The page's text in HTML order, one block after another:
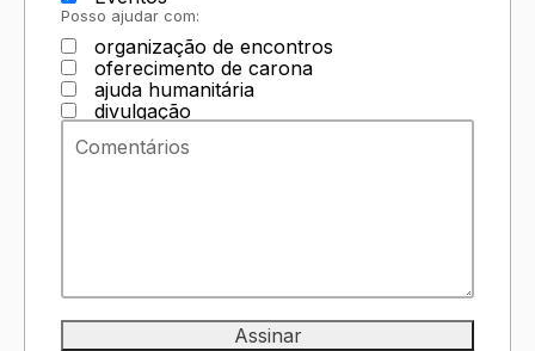
Posso ajudar com:
organização de encontros
oferecimento de carona
ajuda humanitária
divulgação